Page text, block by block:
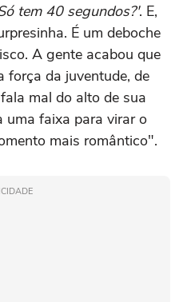
tem 40 segundos?'. E,
É um deboche
A gente acabou que
força da juventude, de
mal do alto de sua
uma faixa para virar o
mais romântico".